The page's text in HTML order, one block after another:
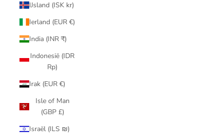
IJsland (ISK kr)
Ierland (EUR €)
India (INR ₹)
Indonesië (IDR
Rp)
Irak (EUR €)
Isle of Man
(GBP £)
Israël (ILS ₪)